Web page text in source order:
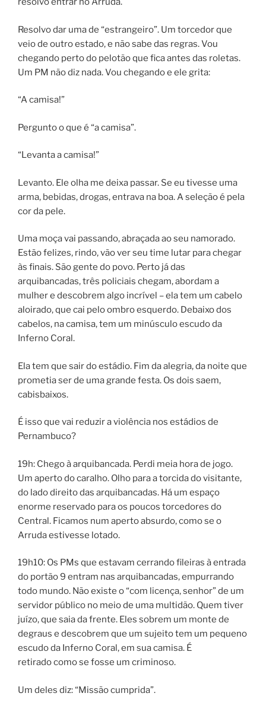
Resolvo dar uma de “estrangeiro”. Um torcedor que
veio de outro estado, e não sabe das regras. Vou
chegando perto do pelotão que fica antes das roletas.
Um PM não diz nada. Vou chegando e ele grita:
“A camisa!”
Pergunto o que é “a camisa”.
“Levanta a camisa!”
Levanto. Ele olha me deixa passar. Se eu tivesse uma
arma, bebidas, drogas, entrava na boa. A seleção é pela
cor da pele.
Uma moça vai passando, abraçada ao seu namorado.
Estão felizes, rindo, vão ver seu time lutar para chegar
às finais. São gente do povo. Perto já das
arquibancadas, três policiais chegam, abordam a
mulher e descobrem algo incrível – ela tem um cabelo
aloirado, que cai pelo ombro esquerdo. Debaixo dos
cabelos, na camisa, tem um minúsculo escudo da
Inferno Coral.
Ela tem que sair do estádio. Fim da alegria, da noite que
prometia ser de uma grande festa. Os dois saem,
cabisbaixos.
É isso que vai reduzir a violência nos estádios de
Pernambuco?
19h: Chego à arquibancada. Perdi meia hora de jogo.
Um aperto do caralho. Olho para a torcida do visitante,
do lado direito das arquibancadas. Há um espaço
enorme reservado para os poucos torcedores do
Central. Ficamos num aperto absurdo, como se o
Arruda estivesse lotado.
19h10: Os PMs que estavam cerrando fileiras à entrada
do portão 9 entram nas arquibancadas, empurrando
todo mundo. Não existe o “com licença, senhor” de um
servidor público no meio de uma multidão. Quem tiver
juízo, que saia da frente. Eles sobrem um monte de
degraus e descobrem que um sujeito tem um pequeno
escudo da Inferno Coral, em sua camisa. É
retirado como se fosse um criminoso.
Um deles diz: “Missão cumprida”.